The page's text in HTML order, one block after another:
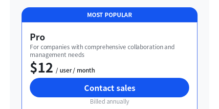
MOST POPULAR
Pro
For companies with comprehensive collaboration and
management needs
$12
  / user / month
Contact sales
Billed annually